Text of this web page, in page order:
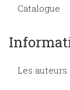
Catalogue
Les auteurs